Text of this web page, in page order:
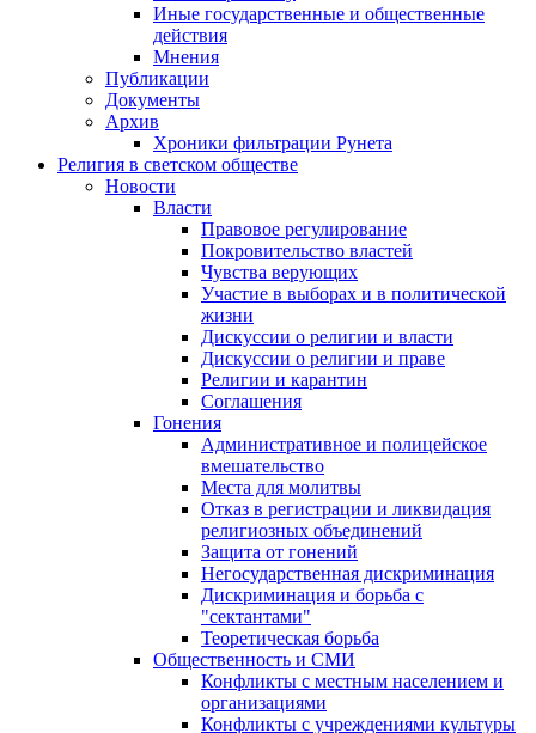
Иные государственные и общественные
действия
Мнения
Публикации
Документы
Архив
Хроники фильтрации Рунета
Религия в светском обществе
Новости
Власти
Правовое регулирование
Покровительство властей
Чувства верующих
Участие в выборах и в политической
жизни
Дискуссии о религии и власти
Дискуссии о религии и праве
Религии и карантин
Соглашения
Гонения
Административное и полицейское
вмешательство
Места для молитвы
Отказ в регистрации и ликвидация
религиозных объединений
Защита от гонений
Негосударственная дискриминация
Дискриминация и борьба с
"сектантами"
Теоретическая борьба
Общественность и СМИ
Конфликты с местным населением и
организациями
Конфликты с учреждениями культуры